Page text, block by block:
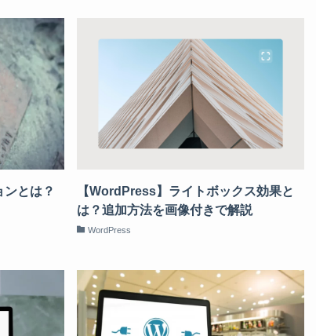
ンとは？
【WordPress】ライトボックス効果と
は？追加方法を画像付きで解説
WordPress